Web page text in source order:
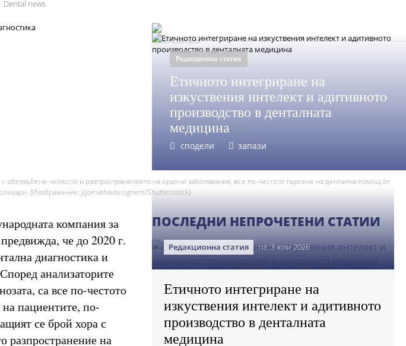
Dental news
advertisement
Редакционна статия
Етичното интегриране на
изкуствения интелект и адитивното
производство в денталната
медицина
сподели запази
челюсти и разпространението на орални заболявания, все по-честото търсене на дентална помощ от
(Изображение: jijomathaidesigners/Shutterstock)
компания за
че до 2020 г.
диагностика и
анализаторите
са все по-честото
пациентите, по-
се брой хора с
разпространение на
ПОСЛЕДНИ НЕПРОЧЕТЕНИ СТАТИИ
Редакционна статия пт. 3 юли 2026
Етичното интегриране на
изкуствения интелект и адитивното
производство в денталната
медицина